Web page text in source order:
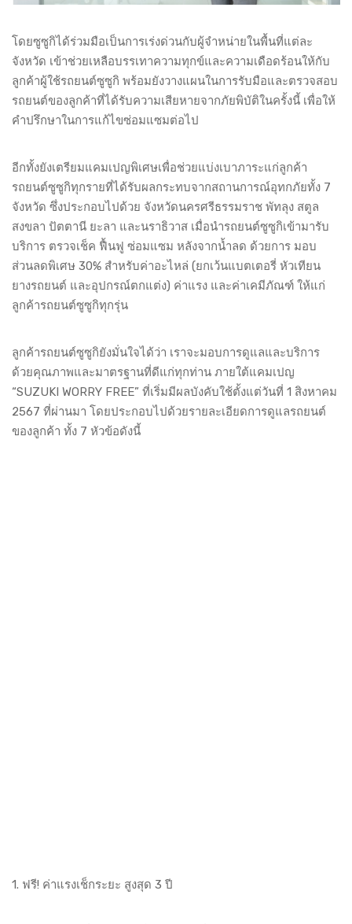
โดยซูซูกิได้ร่วมมือเป็นการเร่งด่วนกับผู้จำหน่ายในพื้นที่แต่ละ
จังหวัด เข้าช่วยเหลือบรรเทาความทุกข์และความเดือดร้อนให้กับ
ลูกค้าผู้ใช้รถยนต์ซูซูกิ พร้อมยังวางแผนในการรับมือและตรวจสอบ
รถยนต์ของลูกค้าที่ได้รับความเสียหายจากภัยพิบัติในครั้งนี้ เพื่อให้
คำปรึกษาในการแก้ไขซ่อมแซมต่อไป
อีกทั้งยังเตรียมแคมเปญพิเศษเพื่อช่วยแบ่งเบาภาระแก่ลูกค้า
รถยนต์ซูซูกิทุกรายที่ได้รับผลกระทบจากสถานการณ์อุทกภัยทั้ง 7
จังหวัด ซึ่งประกอบไปด้วย จังหวัดนครศรีธรรมราช พัทลุง สตูล
สงขลา ปัตตานี ยะลา และนราธิวาส เมื่อนำรถยนต์ซูซูกิเข้ามารับ
บริการ ตรวจเช็ค ฟื้นฟู ซ่อมแซม หลังจากน้ำลด ด้วยการ มอบ
ส่วนลดพิเศษ 30% สำหรับค่าอะไหล่ (ยกเว้นแบตเตอรี่ หัวเทียน
ยางรถยนต์ และอุปกรณ์ตกแต่ง) ค่าแรง และค่าเคมีภัณฑ์ ให้แก่
ลูกค้ารถยนต์ซูซูกิทุกรุ่น
ลูกค้ารถยนต์ซูซูกิยังมั่นใจได้ว่า เราจะมอบการดูแลและบริการ
ด้วยคุณภาพและมาตรฐานที่ดีแก่ทุกท่าน ภายใต้แคมเปญ
“SUZUKI WORRY FREE” ที่เริ่มมีผลบังคับใช้ตั้งแต่วันที่ 1 สิงหาคม
2567 ที่ผ่านมา โดยประกอบไปด้วยรายละเอียดการดูแลรถยนต์
ของลูกค้า ทั้ง 7 หัวข้อดังนี้
1. ฟรี! ค่าแรงเช็กระยะ สูงสุด 3 ปี